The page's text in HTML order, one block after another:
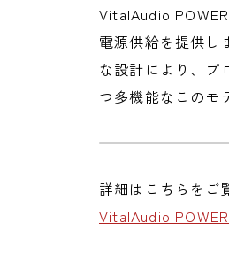
VitalAudio
電源供給を提供し
な設計により、プ
つ多機能なこのモ
詳細はこちらをご
VitalAudio